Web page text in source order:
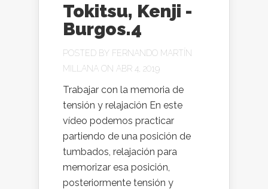
Tokitsu, Kenji -
Burgos.4
POSTED BY FERNANDO MARTÍN
MILLANA ON ABR 4, 2019
Trabajar con la memoria de
tensión y relajación En este
vídeo podemos practicar
partiendo de una posición de
tumbados, relajación para
memorizar esa posición,
posteriormente tensión y